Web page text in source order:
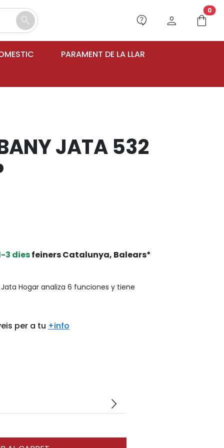
search contact_support person shopping_bag
0
PARAMENT DE LA LLAR
JATA 532
3 diesfeiners Catalunya, Balears*
Hogar analiza 6 funciones y tiene
per a tu +info
arrow_forward_ios